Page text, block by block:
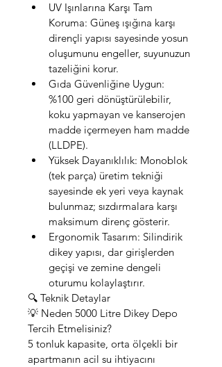
UV Işınlarına Karşı Tam
Koruma: Güneş ışığına karşı
dirençli yapısı sayesinde yosun
oluşumunu engeller, suyunuzun
tazeliğini korur.
Gıda Güvenliğine Uygun:
%100 geri dönüştürülebilir,
koku yapmayan ve kanserojen
madde içermeyen ham madde
(LLDPE).
Yüksek Dayanıklılık: Monoblok
(tek parça) üretim tekniği
sayesinde ek yeri veya kaynak
bulunmaz; sızdırmalara karşı
maksimum direnç gösterir.
Ergonomik Tasarım: Silindirik
dikey yapısı, dar girişlerden
geçişi ve zemine dengeli
oturumu kolaylaştırır.
🔍 Teknik Detaylar
💡 Neden 5000 Litre Dikey Depo
Tercih Etmelisiniz?
5 tonluk kapasite, orta ölçekli bir
apartmanın acil su ihtiyacını